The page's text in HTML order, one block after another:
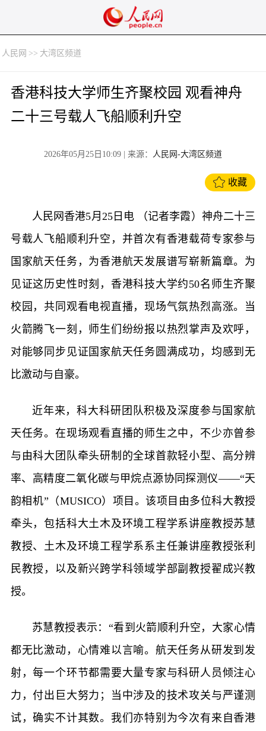
人民网 >> 大湾区频道
香港科技大学师生齐聚校园 观看神舟
二十三号载人飞船顺利升空
2026年05月25日10:09 | 来源： 人民网-大湾区频道
收藏
人民网香港5月25日电 （记者李霞）神舟二十三
号载人飞船顺利升空，并首次有香港载荷专家参与
国家航天任务，为香港航天发展谱写崭新篇章。为
见证这历史性时刻，香港科技大学约50名师生齐聚
校园，共同观看电视直播，现场气氛热烈高涨。当
火箭腾飞一刻，师生们纷纷报以热烈掌声及欢呼，
对能够同步见证国家航天任务圆满成功，均感到无
比激动与自豪。
近年来，科大科研团队积极及深度参与国家航
天任务。在现场观看直播的师生之中，不少亦曾参
与由科大团队牵头研制的全球首款轻小型、高分辨
率、高精度二氧化碳与甲烷点源协同探测仪——“天
韵相机”（MUSICO）项目。该项目由多位科大教授
牵头，包括科大土木及环境工程学系讲座教授苏慧
教授、土木及环境工程学系系主任兼讲座教授张利
民教授，以及新兴跨学科领域学部副教授翟成兴教
授。
苏慧教授表示：“看到火箭顺利升空，大家心情
都无比激动，心情难以言喻。航天任务从研发到发
射，每一个环节都需要大量专家与科研人员倾注心
力，付出巨大努力；当中涉及的技术攻关与严谨测
试，确实不计其数。我们亦特别为今次有来自香港